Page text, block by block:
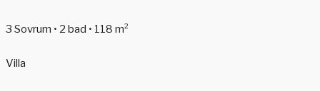
3 Sovrum • 2 bad • 118 m²
Villa